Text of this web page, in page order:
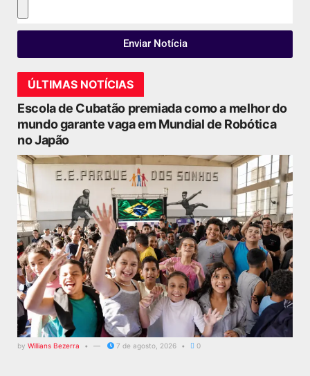
Enviar Notícia
ÚLTIMAS NOTÍCIAS
Escola de Cubatão premiada como a melhor do
mundo garante vaga em Mundial de Robótica
no Japão
by Willians Bezerra 7 de agosto, 2026 0